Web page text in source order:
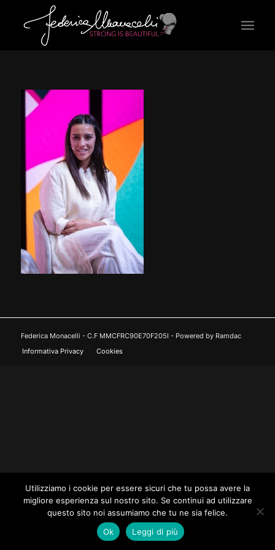
Federica Monacelli - C.F MMCFRC90E70F205I - Powered by Ramdac
Informativa Privacy
Cookies
Utilizziamo i cookie per essere sicuri che tu possa avere la
migliore esperienza sul nostro sito. Se continui ad utilizzare
questo sito noi assumiamo che tu ne sia felice.
Ok
Leggi di più